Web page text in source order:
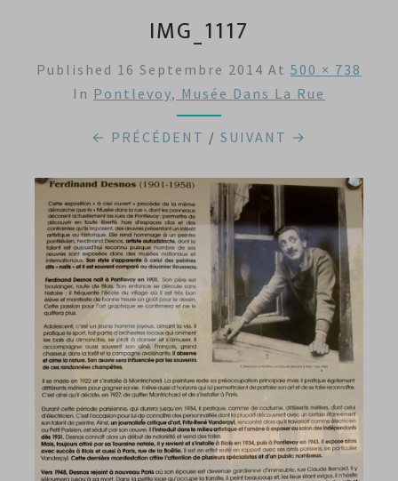
IMG_1117
Published 16 Septembre 2014 At 500 × 738
In Pontlevoy, Musée Dans La Rue
← PRÉCÉDENT / SUIVANT →